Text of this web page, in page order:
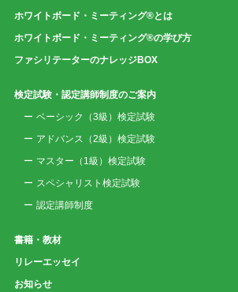
ホワイトボード・ミーティング®とは
ホワイトボード・ミーティング®の学び方
ファシリテーターのナレッジBOX
検定試験・認定講師制度のご案内
ベーシック（3級）検定試験
アドバンス（2級）検定試験
マスター（1級）検定試験
スペシャリスト検定試験
認定講師制度
書籍・教材
リレーエッセイ
お知らせ